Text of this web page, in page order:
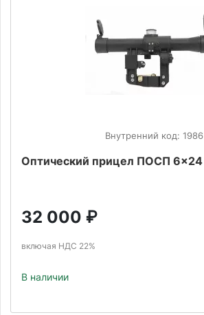
Внутренний код: 1986
Оптический прицел ПОСП 6x24
32 000 ₽
включая НДС 22%
В наличии